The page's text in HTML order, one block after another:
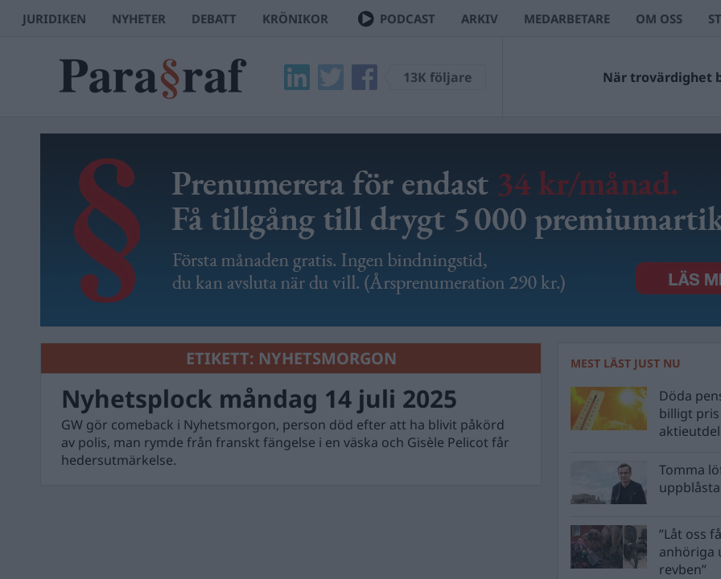
JURIDIKEN NYHETER DEBATT KRÖNIKOR PODCAST ARKIV MEDARBETARE OM OSS
13K följare När trovärdighet
ETIKETT: NYHETSMORGON
Nyhetsplock måndag 14 juli 2025
GW gör comeback i Nyhetsmorgon, person död efter att ha blivit påkörd
av polis, man rymde från franskt fängelse i en väska och Gisèle Pelicot får
hedersutmärkelse.
MEST LÄST JUST NU
Döda
billigt
Tomma
”Låt oss
anhöriga
revben”